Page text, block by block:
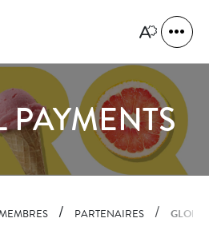
Ouvrir
menu
Ouvrir
la
PARTENAIRES